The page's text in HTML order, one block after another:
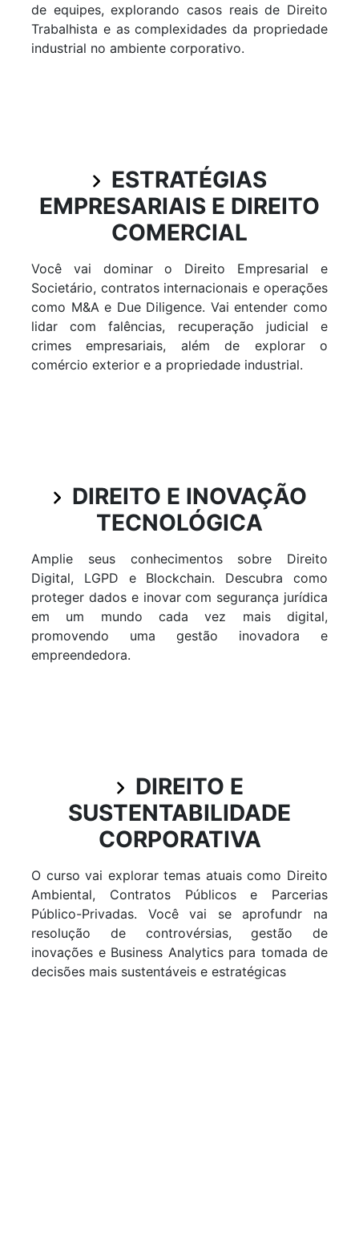
de equipes, explorando casos reais de Direito
Trabalhista e as complexidades da propriedade
industrial no ambiente corporativo.
ESTRATÉGIAS
EMPRESARIAIS E DIREITO
COMERCIAL
Você vai dominar o Direito Empresarial e
Societário, contratos internacionais e operações
como M&A e Due Diligence. Vai entender como
lidar com falências, recuperação judicial e
crimes empresariais, além de explorar o
comércio exterior e a propriedade industrial.
DIREITO E INOVAÇÃO
TECNOLÓGICA
Amplie seus conhecimentos sobre Direito
Digital, LGPD e Blockchain. Descubra como
proteger dados e inovar com segurança jurídica
em um mundo cada vez mais digital,
promovendo uma gestão inovadora e
empreendedora.
DIREITO E
SUSTENTABILIDADE
CORPORATIVA
O curso vai explorar temas atuais como Direito
Ambiental, Contratos Públicos e Parcerias
Público-Privadas. Você vai se aprofundr na
resolução de controvérsias, gestão de
inovações e Business Analytics para tomada de
decisões mais sustentáveis e estratégicas